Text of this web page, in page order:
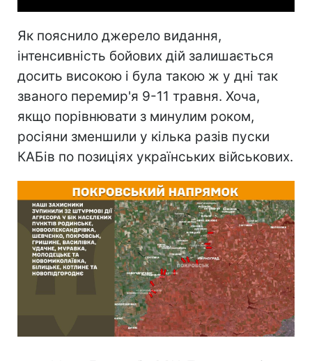
Як пояснило джерело видання,
інтенсивність бойових дій залишається
досить високою і була такою ж у дні так
званого перемир'я 9-11 травня. Хоча,
якщо порівнювати з минулим роком,
росіяни зменшили у кілька разів пуски
КАБів по позиціях українських військових.